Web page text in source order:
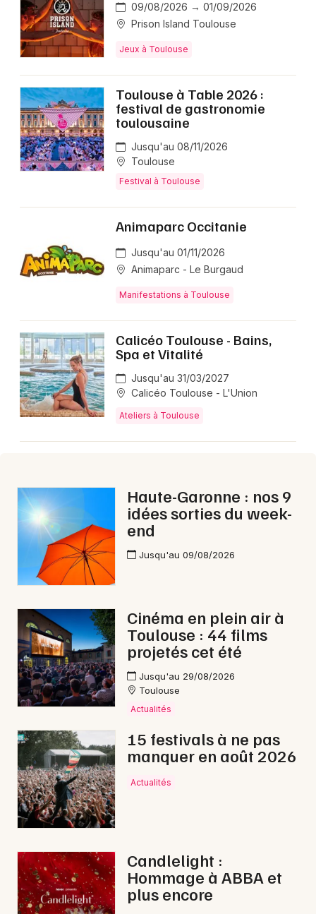
09/08/2026 → 01/09/2026
Prison Island Toulouse
Jeux à Toulouse
Toulouse à Table 2026 :
festival de gastronomie
toulousaine
Jusqu'au 08/11/2026
Toulouse
Festival à Toulouse
Animaparc Occitanie
Jusqu'au 01/11/2026
Animaparc - Le Burgaud
Manifestations à Toulouse
Calicéo Toulouse - Bains,
Spa et Vitalité
Jusqu'au 31/03/2027
Calicéo Toulouse - L'Union
Ateliers à Toulouse
Haute-Garonne : nos 9
idées sorties du week-
end
Jusqu'au 09/08/2026
Cinéma en plein air à
Toulouse : 44 films
projetés cet été
Jusqu'au 29/08/2026
Toulouse
Actualités
15 festivals à ne pas
manquer en août 2026
Actualités
Candlelight :
Hommage à ABBA et
plus encore